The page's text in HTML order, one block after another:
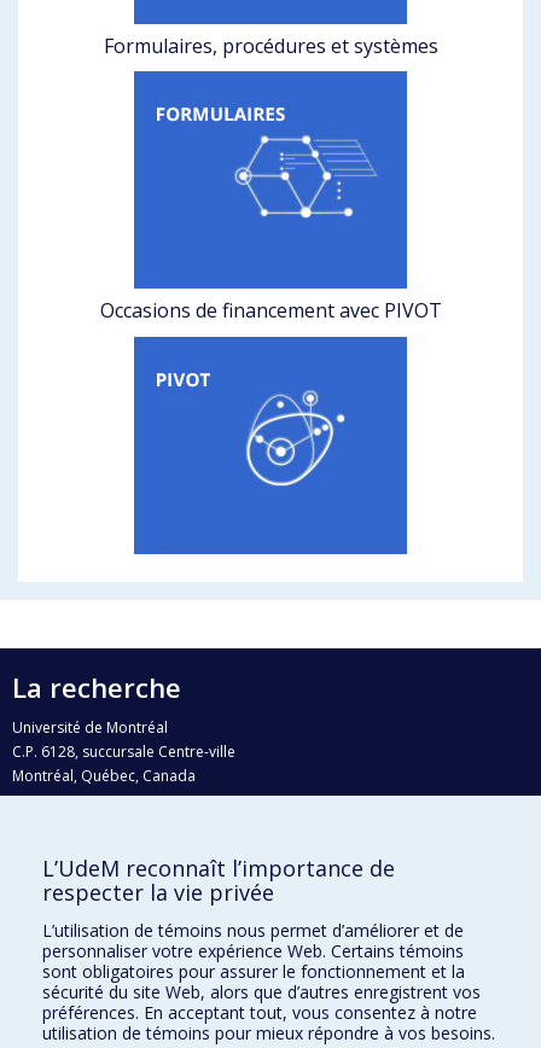
Formulaires, procédures et systèmes
Occasions de financement avec PIVOT
La recherche
Université de Montréal
C.P. 6128, succursale Centre-ville
Montréal, Québec, Canada
H3C 3J7
Qui fait quoi?
Nous trouver
Plan du site
Accessibilité
L’UdeM reconnaît l’importance de
respecter la vie privée
L’utilisation de témoins nous permet d’améliorer et de
personnaliser votre expérience Web. Certains témoins
sont obligatoires pour assurer le fonctionnement et la
sécurité du site Web, alors que d’autres enregistrent vos
préférences. En acceptant tout, vous consentez à notre
utilisation de témoins pour mieux répondre à vos besoins.